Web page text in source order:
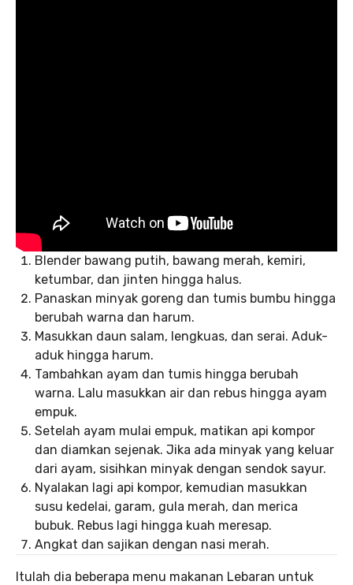
Blender bawang putih, bawang merah, kemiri,
ketumbar, dan jinten hingga halus.
Panaskan minyak goreng dan tumis bumbu hingga
berubah warna dan harum.
Masukkan daun salam, lengkuas, dan serai. Aduk-
aduk hingga harum.
Tambahkan ayam dan tumis hingga berubah
warna. Lalu masukkan air dan rebus hingga ayam
empuk.
Setelah ayam mulai empuk, matikan api kompor
dan diamkan sejenak. Jika ada minyak yang keluar
dari ayam, sisihkan minyak dengan sendok sayur.
Nyalakan lagi api kompor, kemudian masukkan
susu kedelai, garam, gula merah, dan merica
bubuk. Rebus lagi hingga kuah meresap.
Angkat dan sajikan dengan nasi merah.
Itulah dia beberapa menu makanan Lebaran untuk